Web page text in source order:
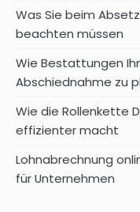
Was Sie beim
beachten müssen
Wie Bestattungen
Abschiednahme zu
Wie die Rollenkette
effizienter macht
Lohnabrechnung
für Unternehmen